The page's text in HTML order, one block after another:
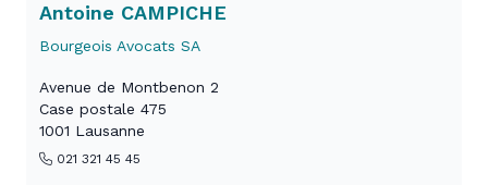
Antoine CAMPICHE
Bourgeois Avocats SA
Avenue de Montbenon 2
Case postale 475
1001 Lausanne
021 321 45 45